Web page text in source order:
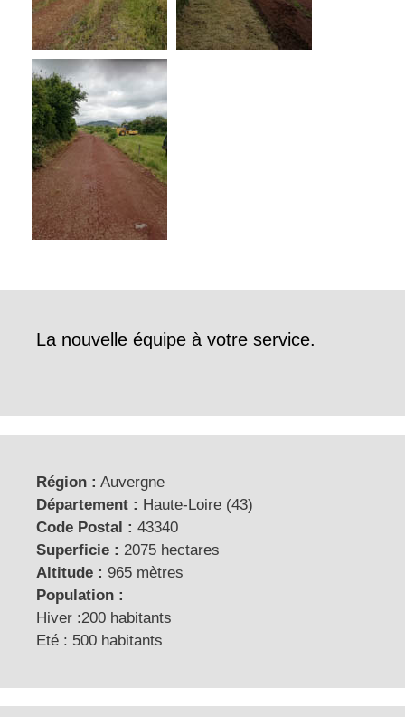
La nouvelle équipe à votre service.
Région : Auvergne
Département : Haute-Loire (43)
Code Postal : 43340
Superficie : 2075 hectares
Altitude : 965 mètres
Population :
Hiver :200 habitants
Eté : 500 habitants